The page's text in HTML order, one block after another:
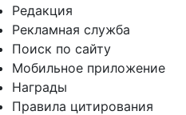
Редакция
Рекламная служба
Поиск по сайту
Мобильное приложение
Награды
Правила цитирования